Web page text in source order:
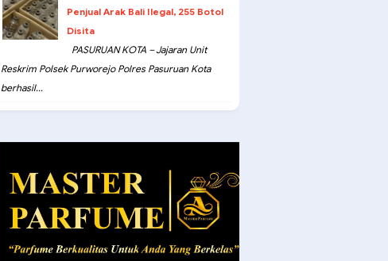
Penjual Arak Bali Ilegal, 255 Botol
Disita
PASURUAN KOTA – Jajaran Unit
Reskrim Polsek Purworejo Polres Pasuruan Kota
berhasil...